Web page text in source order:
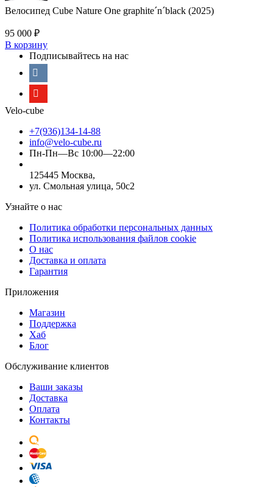
Велосипед Cube Nature One graphite´n´black (2025)
95 000 ₽
В корзину
Подписывайтесь на нас
Velo-cube
+7(936)134-14-88
info@velo-cube.ru
Пн-Пн—Вс 10:00—22:00
125445 Москва,
ул. Смольная улица, 50с2
Узнайте о нас
Политика обработки персональных данных
Политика использования файлов cookie
О нас
Доставка и оплата
Гарантия
Приложения
Магазин
Поддержка
Хаб
Блог
Обслуживание клиентов
Ваши заказы
Доставка
Оплата
Контакты